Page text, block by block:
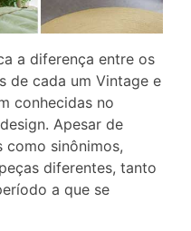
a diferença entre os
de cada um Vintage e
conhecidas no
Apesar de
como sinônimos,
diferentes, tanto
a que se